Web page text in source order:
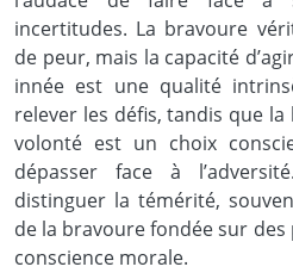
incertitudes. La bravoure
de peur, mais la capacité
innée est une qualité
relever les défis, tandis que
volonté est un choix
dépasser face à
distinguer la témérité,
de la bravoure fondée sur
conscience morale.